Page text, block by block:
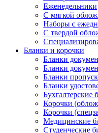
Еженедельники
С мягкой
Наборы с
С твердой
Бланки и корочки
Бланки
Бланки
Бланки
Бланки
Бухгалтерские
Корочки
Корочки
Медицинские
Студенческие